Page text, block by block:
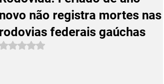
não registra mortes nas
federais gaúchas
Avaliado com NaN de 5 estrelas.